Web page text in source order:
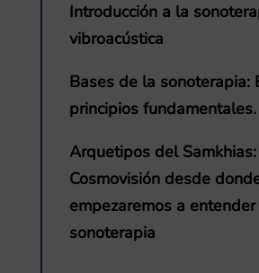
Introducción a la
vibroacústica
Bases de la sonoterapia:
principios fundamentales.
Arquetipos del Samkhias:
Cosmovisión desde
empezaremos a
sonoterapia